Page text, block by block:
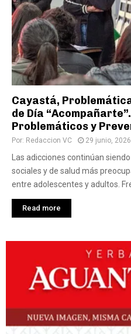
Cayastá,
de Día
Problemáticos y
Por: Redaccion VC 29 junio, 2026
Las adicciones continúan
sociales y de salud más
entre adolescentes y adultos.
Read more